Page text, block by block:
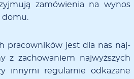
za­mó­wie­nia na wy­nos
pra­­co­w­ni­­ków jest dla nas naj­
z za­cho­wa­niem naj­wyż­szych
in­­ny­­mi re­­gu­­la­r­nie od­ka­­ża­­ne